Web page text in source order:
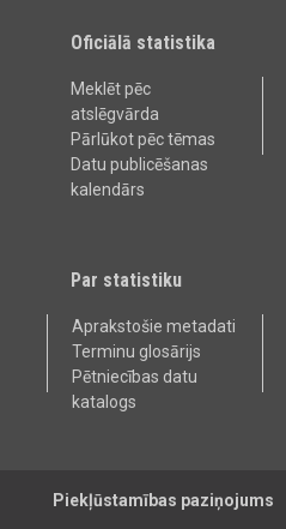
Oficiālā statistika
Meklēt pēc
atslēgvārda
Pārlūkot pēc tēmas
Datu publicēšanas
kalendārs
Par statistiku
Aprakstošie metadati
Terminu glosārijs
Pētniecības datu
katalogs
Piekļūstamības paziņojums